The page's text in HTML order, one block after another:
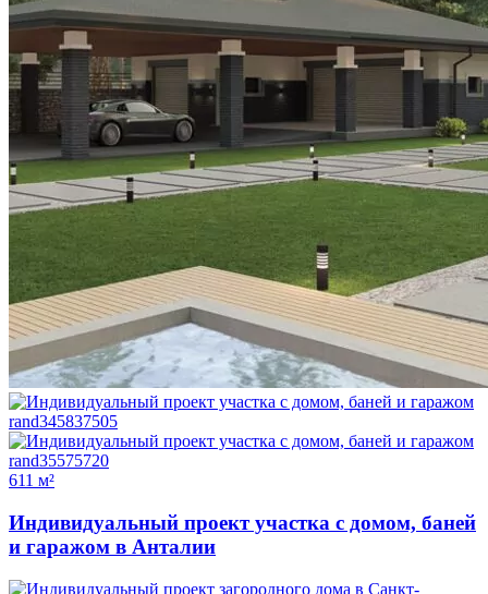
611 м²
Индивидуальный проект участка с домом, баней
и гаражом в Анталии